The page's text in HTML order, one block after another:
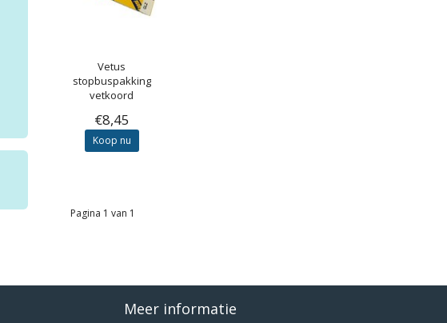
Vetus
stopbuspakking
vetkoord
€8,45
Koop nu
Pagina 1 van 1
Meer informatie